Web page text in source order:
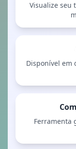
Visualize seu
Disponível em
Ferramenta